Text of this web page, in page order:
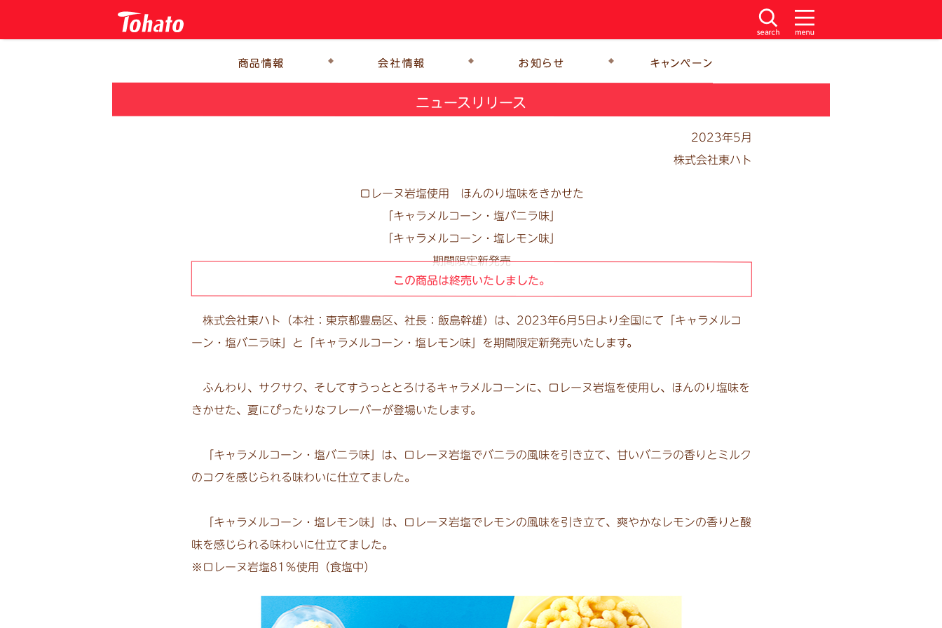
ニュースリリース
2023年5月
株式会社東ハト
ロレーヌ岩塩使用 ほんのり塩味をきかせた
「キャラメルコーン・塩バニラ味」
「キャラメルコーン・塩レモン味」
期間限定新発売
この商品は終売いたしました。
株式会社東ハト（本社：東京都豊島区、社長：飯島幹雄）は、2023年6月5日より全国にて「キャラメルコ
ーン・塩バニラ味」と「キャラメルコーン・塩レモン味」を期間限定新発売いたします。
ふんわり、サクサク、そしてすうっととろけるキャラメルコーンに、ロレーヌ岩塩を使用し、ほんのり塩味を
きかせた、夏にぴったりなフレーバーが登場いたします。
「キャラメルコーン・塩バニラ味」は、ロレーヌ岩塩でバニラの風味を引き立て、甘いバニラの香りとミルク
のコクを感じられる味わいに仕立てました。
「キャラメルコーン・塩レモン味」は、ロレーヌ岩塩でレモンの風味を引き立て、爽やかなレモンの香りと酸
味を感じられる味わいに仕立てました。
※ロレーヌ岩塩81％使用（食塩中）